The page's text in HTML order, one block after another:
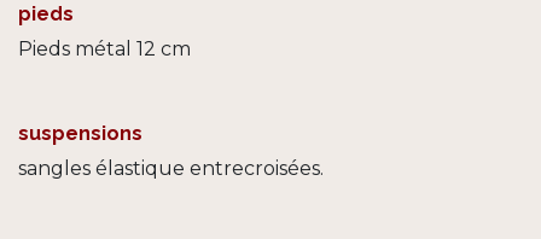
pieds
Pieds métal 12 cm
suspensions
sangles élastique entrecroisées.